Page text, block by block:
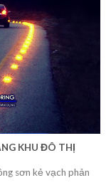
KHU ĐÔ THỊ
sơn kẻ vạch phản